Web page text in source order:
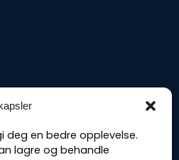
deg en bedre opplevelse.
lagre og behandle